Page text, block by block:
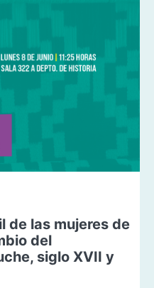
de las mujeres de
del
siglo XVII y